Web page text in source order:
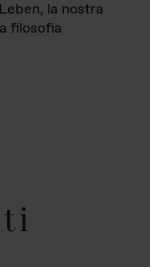
la nostra
filosofia